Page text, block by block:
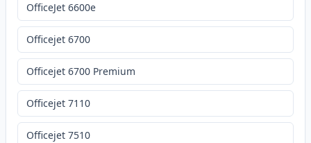
OfficeJet 6600e
Officejet 6700
Officejet 6700 Premium
Officejet 7110
Officejet 7510